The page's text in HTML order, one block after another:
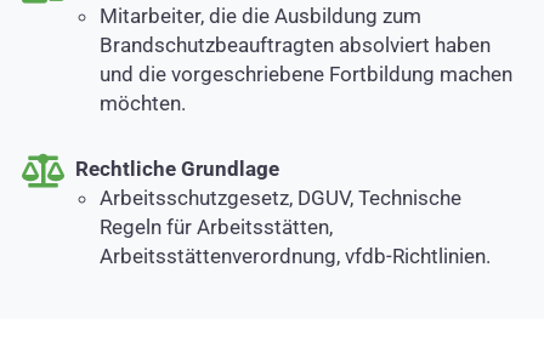
Mitarbeiter, die die Ausbildung zum
Brandschutzbeauftragten absolviert haben
und die vorgeschriebene Fortbildung machen
möchten.
Rechtliche Grundlage
Arbeitsschutzgesetz, DGUV, Technische
Regeln für Arbeitsstätten,
Arbeitsstättenverordnung, vfdb-Richtlinien.